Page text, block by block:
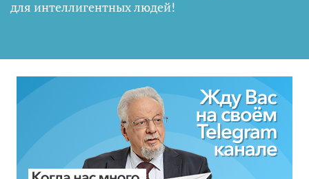
для интеллигентных людей!